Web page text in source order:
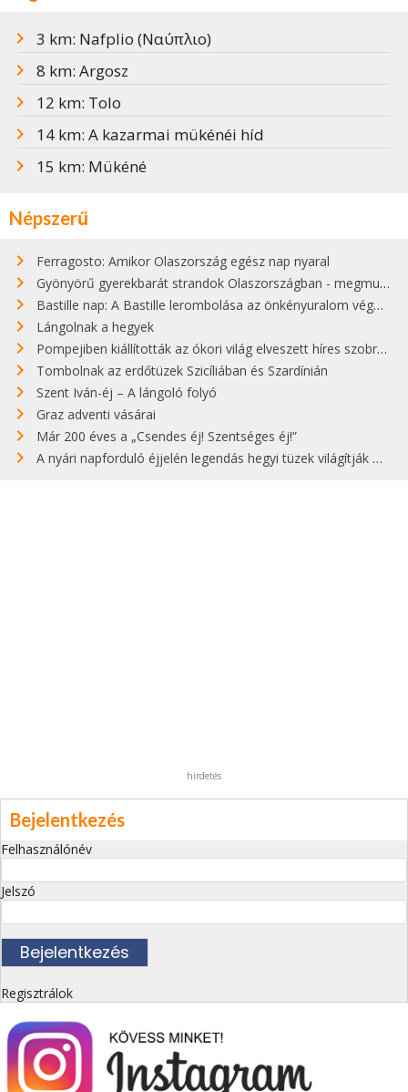
3 km: Nafplio (Ναύπλιο)
8 km: Argosz
12 km: Tolo
14 km: A kazarmai mükénéi híd
15 km: Mükéné
Népszerű
Ferragosto: Amikor Olaszország egész nap nyaral
Gyönyörű gyerekbarát strandok Olaszországban - megmutatjuk a 15 legjobbat
Bastille nap: A Bastille lerombolása az önkényuralom végét jelentette
Lángolnak a hegyek
Pompejiben kiállították az ókori világ elveszett híres szobrának másolatát
Tombolnak az erdőtüzek Szicíliában és Szardínián
Szent Iván-éj – A lángoló folyó
Graz adventi vásárai
Már 200 éves a „Csendes éj! Szentséges éj!”
A nyári napforduló éjjelén legendás hegyi tüzek világítják meg Zugspitzét
hirdetés
Bejelentkezés
Felhasználónév
Jelszó
Regisztrálok